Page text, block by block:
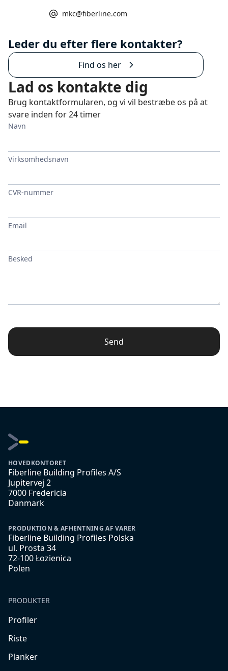
mkc@fiberline.com
Leder du efter flere kontakter?
Find os her
Lad os kontakte dig
Brug kontaktformularen, og vi vil bestræbe os på at
svare inden for 24 timer
Navn
Virksomhedsnavn
CVR-nummer
Email
Besked
Send
HOVEDKONTORET
Fiberline Building Profiles A/S
Jupitervej 2
7000 Fredericia
Danmark
PRODUKTION & AFHENTNING AF VARER
Fiberline Building Profiles Polska
ul. Prosta 34
72-100 Łozienica
Polen
PRODUKTER
Profiler
Riste
Planker